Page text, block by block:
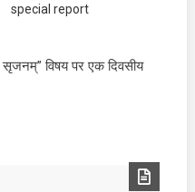
special report
सृजनम्” विषय पर एक दिवसीय